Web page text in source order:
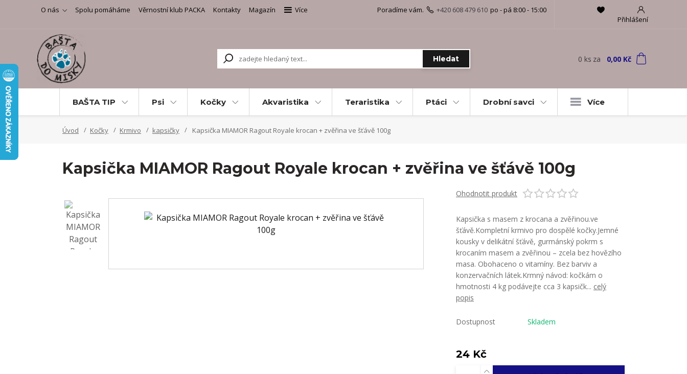
O nás Spolu pomáháme Věrnostní klub PACKA Kontakty Magazín
Více
Přihlášení
Hledat
Poradíme vám. +420 608 479 610 po - pá 8:00 - 15:00
0 ks za 0,00 Kč
BAŠTA TIP Psi Kočky Akvaristika Teraristika Ptáci Drobní savci Více
Úvod Kočky Krmivo kapsičky Kapsička MIAMOR Ragout Royale krocan + zvěřina ve šťávě 100g
Kapsička MIAMOR Ragout Royale krocan + zvěřina ve šťávě 100g
Ohodnotit produkt
Kapsička s masem z krocana a zvěřinou.ve
šťávě.Kompletní krmivo pro dospělé kočky.Jemné
kousky v delikátní šťávě, gurmánský pokrm s
krocaním masem a zvěřinou – zcela bez hovězího
masa. Obohaceno o vitamíny. Bez barviv a
konzervačních látek.Krmný návod: kočkám o
hmotnosti 4 kg podávejte cca 3 kapsičk... celý
popis
Dostupnost Skladem
24 Kč